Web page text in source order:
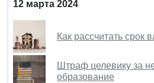
12 марта 2024
Как рассчитать срок
Штраф целевику за
образование